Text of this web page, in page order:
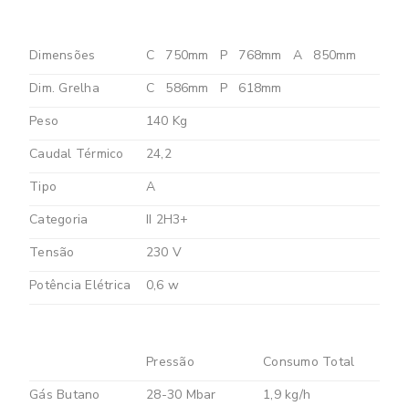
Dimensões C 750mm P 768mm A
850mm
Dim. Grelha
C 586mm P
618mm
Peso
140 Kg
Caudal Térmico
24,2
Tipo
A
Categoria
II 2H3+
Tensão
230 V
Potência Elétrica
0,6 w
Pressão
Consumo Total
Gás Butano
28-30 Mbar
1,9 kg/h